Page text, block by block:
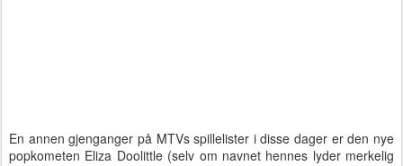
En annen gjenganger på MTVs spillelister i disse dager er den nye
popkometen Eliza Doolittle (selv om navnet hennes lyder merkelig